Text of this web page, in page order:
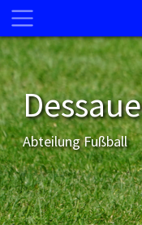
Abteilung Fußball